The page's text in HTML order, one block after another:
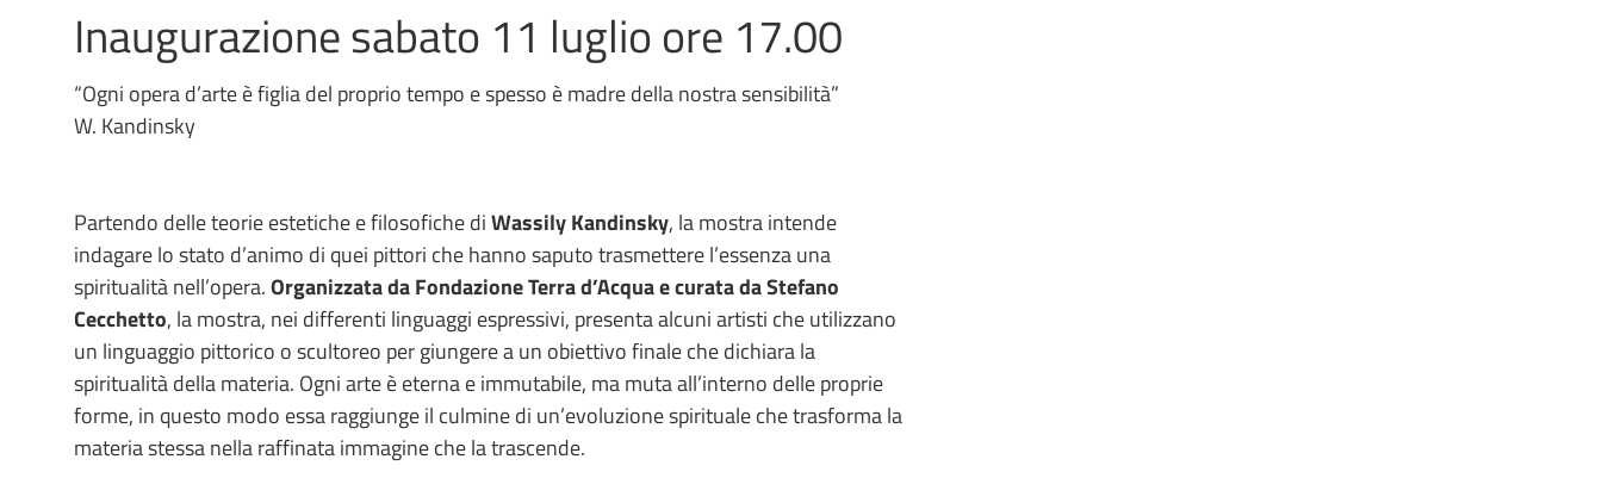
Inaugurazione sabato 11 luglio ore 17.00
“Ogni opera d’arte è figlia del proprio tempo e spesso è madre della nostra sensibilità”
W. Kandinsky
Partendo delle teorie estetiche e filosofiche diWassily Kandinsky, la mostra intende
indagare lo stato d’animo di quei pittori che hanno saputo trasmettere l’essenza una
spiritualità nell’opera.Organizzata da Fondazione Terra d’Acqua e curata da Stefano
Cecchetto, la mostra, nei differenti linguaggi espressivi, presenta alcuni artisti che utilizzano
un linguaggio pittorico o scultoreo per giungere a un obiettivo finale che dichiara la
spiritualità della materia. Ogni arte è eterna e immutabile, ma muta all’interno delle proprie
forme, in questo modo essa raggiunge il culmine di un’evoluzione spirituale che trasforma la
materia stessa nella raffinata immagine che la trascende.